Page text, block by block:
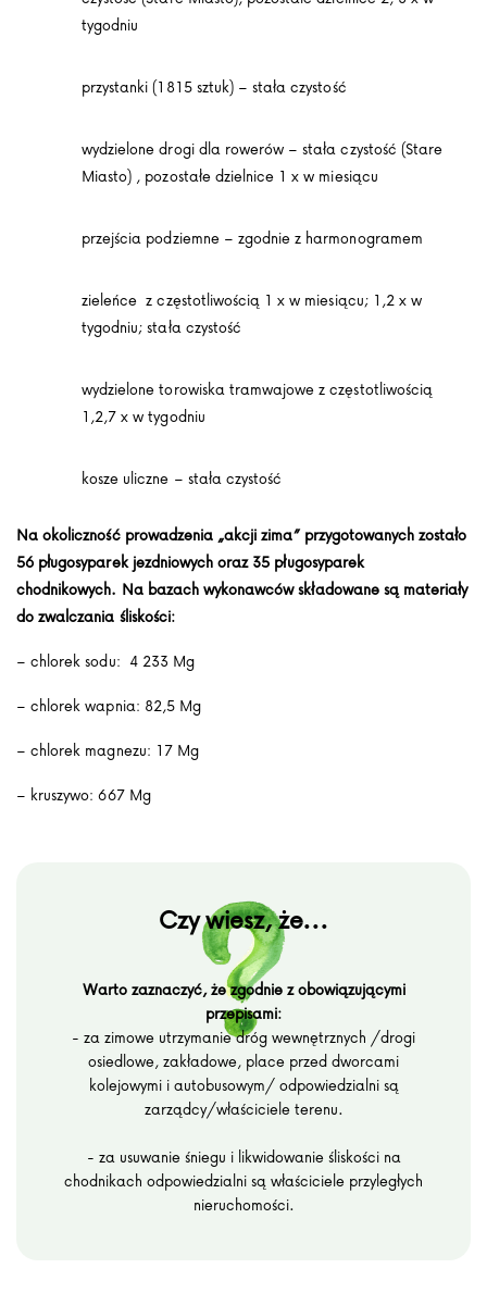
tygodniu
przystanki (1815 sztuk) – stała czystość
wydzielone drogi dla rowerów – stała czystość (Stare
Miasto) , pozostałe dzielnice 1 x w miesiącu
przejścia podziemne – zgodnie z harmonogramem
zieleńce z częstotliwością 1 x w miesiącu; 1,2 x w
tygodniu; stała czystość
wydzielone torowiska tramwajowe z częstotliwością
1,2,7 x w tygodniu
kosze uliczne – stała czystość
Na okoliczność prowadzenia „akcji zima” przygotowanych zostało
56 pługosyparek jezdniowych oraz 35 pługosyparek
chodnikowych. Na bazach wykonawców składowane są materiały
do zwalczania śliskości:
– chlorek sodu: 4 233 Mg
– chlorek wapnia: 82,5 Mg
– chlorek magnezu: 17 Mg
– kruszywo: 667 Mg
Czy wiesz, że...
Warto zaznaczyć, że zgodnie z obowiązującymi
przepisami:
- za zimowe utrzymanie dróg wewnętrznych /drogi
osiedlowe, zakładowe, place przed dworcami
kolejowymi i autobusowym/ odpowiedzialni są
zarządcy/właściciele terenu.
- za usuwanie śniegu i likwidowanie śliskości na
chodnikach odpowiedzialni są właściciele przyległych
nieruchomości.